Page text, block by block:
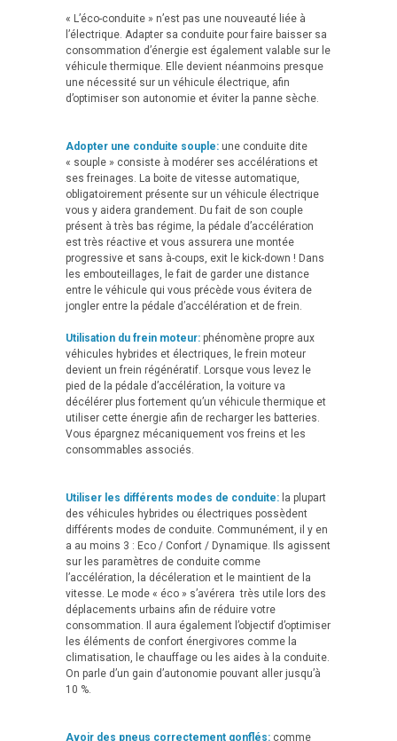
« L’éco-conduite » n’est pas une nouveauté liée à
l’électrique. Adapter sa conduite pour faire baisser sa
consommation d’énergie est également valable sur le
véhicule thermique. Elle devient néanmoins presque
une nécessité sur un véhicule électrique, afin
d’optimiser son autonomie et éviter la panne sèche.
Adopter une conduite souple: une conduite dite
« souple » consiste à modérer ses accélérations et
ses freinages. La boite de vitesse automatique,
obligatoirement présente sur un véhicule électrique
vous y aidera grandement. Du fait de son couple
présent à très bas régime, la pédale d’accélération
est très réactive et vous assurera une montée
progressive et sans à-coups, exit le kick-down ! Dans
les embouteillages, le fait de garder une distance
entre le véhicule qui vous précède vous évitera de
jongler entre la pédale d’accélération et de frein.
Utilisation du frein moteur: phénomène propre aux
véhicules hybrides et électriques, le frein moteur
devient un frein régénératif. Lorsque vous levez le
pied de la pédale d’accélération, la voiture va
décélérer plus fortement qu’un véhicule thermique et
utiliser cette énergie afin de recharger les batteries.
Vous épargnez mécaniquement vos freins et les
consommables associés.
Utiliser les différents modes de conduite: la plupart
des véhicules hybrides ou électriques possèdent
différents modes de conduite. Communément, il y en
a au moins 3 : Eco / Confort / Dynamique. Ils agissent
sur les paramètres de conduite comme
l’accélération, la décéleration et le maintient de la
vitesse. Le mode « éco » s’avérera très utile lors des
déplacements urbains afin de réduire votre
consommation. Il aura également l’objectif d’optimiser
les éléments de confort énergivores comme la
climatisation, le chauffage ou les aides à la conduite.
On parle d’un gain d’autonomie pouvant aller jusqu’à
10 %.
Avoir des pneus correctement gonflés: comme